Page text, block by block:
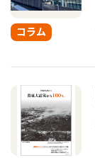
コラム